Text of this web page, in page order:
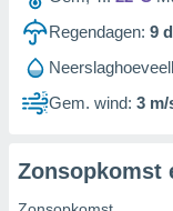
Regendagen: 9
Gem. wind: 3 m/
Zonsopkomst